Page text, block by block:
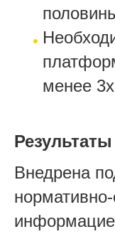
менее
Внедрена